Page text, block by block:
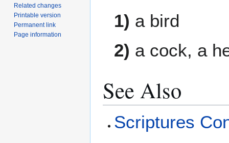
1) a bird
2) a cock, a
See Also
Scriptures
Related changes
Printable version
Permanent link
Page information